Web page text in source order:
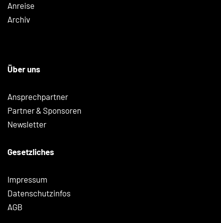
Anreise
Archiv
Über uns
Ansprechpartner
Partner & Sponsoren
Newsletter
Gesetzliches
Impressum
Datenschutzinfos
AGB